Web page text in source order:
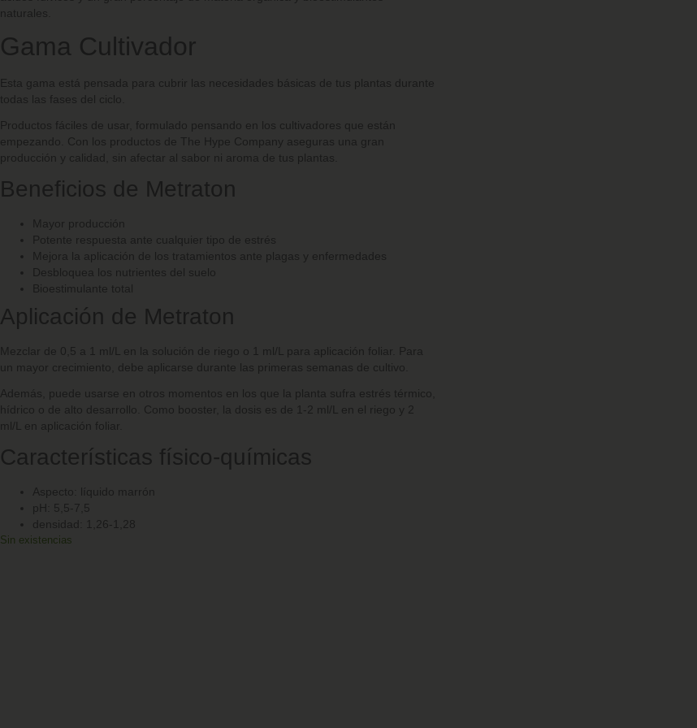
naturales.
Gama Cultivador
Esta gama está pensada para cubrir las necesidades básicas de tus plantas durante
todas las fases del ciclo.
Productos fáciles de usar, formulado pensando en los cultivadores que están
empezando. Con los productos de The Hype Company aseguras una gran
producción y calidad, sin afectar al sabor ni aroma de tus plantas.
Beneficios de Metraton
Mayor producción
Potente respuesta ante cualquier tipo de estrés
Mejora la aplicación de los tratamientos ante plagas y enfermedades
Desbloquea los nutrientes del suelo
Bioestimulante total
Aplicación de Metraton
Mezclar de 0,5 a 1 ml/L en la solución de riego o 1 ml/L para aplicación foliar.
Para
un mayor crecimiento, debe aplicarse durante las primeras semanas de cultivo.
Además, puede usarse en otros momentos en los que la planta sufra estrés térmico,
hídrico o de alto desarrollo. Como booster, la dosis es de 1-2 ml/L en el riego y 2
ml/L en aplicación foliar.
Características físico-químicas
Aspecto: líquido marrón
pH: 5,5-7,5
densidad: 1,26-1,28
Sin existencias